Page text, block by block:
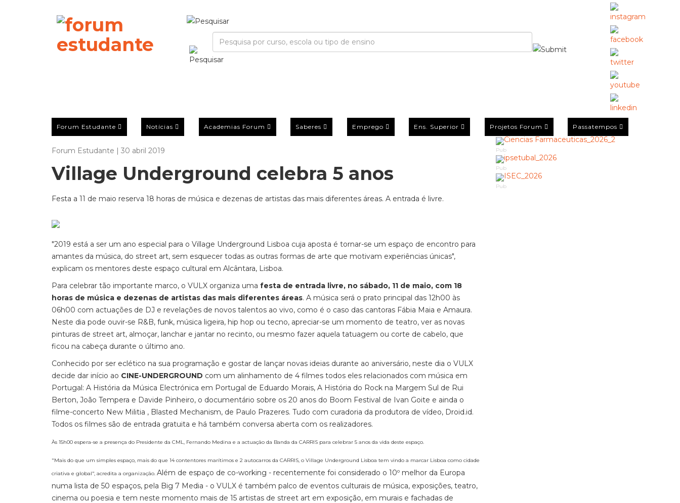
Forum Estudante Notícias Academias Forum Saberes Emprego Ens. Superior Projetos Forum Passatempos
Forum Estudante | 30 abril 2019
Village Underground celebra 5 anos
Festa a 11 de maio reserva 18 horas de música e dezenas de artistas das mais diferentes áreas. A entrada é livre.
"2019 está a ser um ano especial para o Village Underground Lisboa cuja aposta é tornar-se um espaço de encontro para
amantes da música, do street art, sem esquecer todas as outras formas de arte que motivam experiências únicas",
explicam os mentores deste espaço cultural em Alcântara, Lisboa.
Para celebrar tão importante marco, o VULX organiza uma festa de entrada livre, no sábado, 11 de maio, com 18
horas de música e dezenas de artistas das mais diferentes áreas. A música será o prato principal das 12h00 às
06h00 com actuações de DJ e revelações de novos talentos ao vivo, como é o caso das cantoras Fábia Maia e Amaura.
Neste dia pode ouvir-se R&B, funk, música ligeira, hip hop ou tecno, apreciar-se um momento de teatro, ver as novas
pinturas de street art, almoçar, lanchar e jantar no recinto, ou mesmo fazer aquela tatuagem ou corte de cabelo, que
ficou na cabeça durante o último ano.
Conhecido por ser eclético na sua programação e gostar de lançar novas ideias durante ao aniversário, neste dia o VULX
decide dar início ao CINE-UNDERGROUND com um alinhamento de 4 filmes todos eles relacionados com música em
Portugal: A História da Música Electrónica em Portugal de Eduardo Morais, A História do Rock na Margem Sul de Rui
Berton, João Tempera e Davide Pinheiro, o documentário sobre os 20 anos do Boom Festival de Ivan Goite e ainda o
filme-concerto New Militia , Blasted Mechanism, de Paulo Prazeres. Tudo com curadoria da produtora de vídeo, Droid.id.
Todos os filmes são de entrada gratuita e há também conversa aberta com os realizadores.
Às 15h00 espera-se a presença do Presidente da CML, Fernando Medina e a actuação da Banda da CARRIS para celebrar 5 anos da vida deste espaço.
"Mais do que um simples espaço, mais do que 14 contentores marítimos e 2 autocarros da CARRIS, o Village Underground Lisboa tem vindo a marcar Lisboa como cidade
criativa e global", acredita a organização. Além de espaço de co-working - recentemente foi considerado o 10º melhor da Europa
numa lista de 50 espaços, pela Big 7 Media - o VULX é também palco de eventos culturais de música, exposições, teatro,
cinema ou poesia e tem neste momento mais de 15 artistas de street art em exposição, em murais e fachadas de
Pub
Pub
Pub